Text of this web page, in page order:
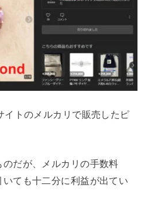
イトのメルカリで販売したピ
だが、メルカリの手数料
ても十二分に利益が出てい